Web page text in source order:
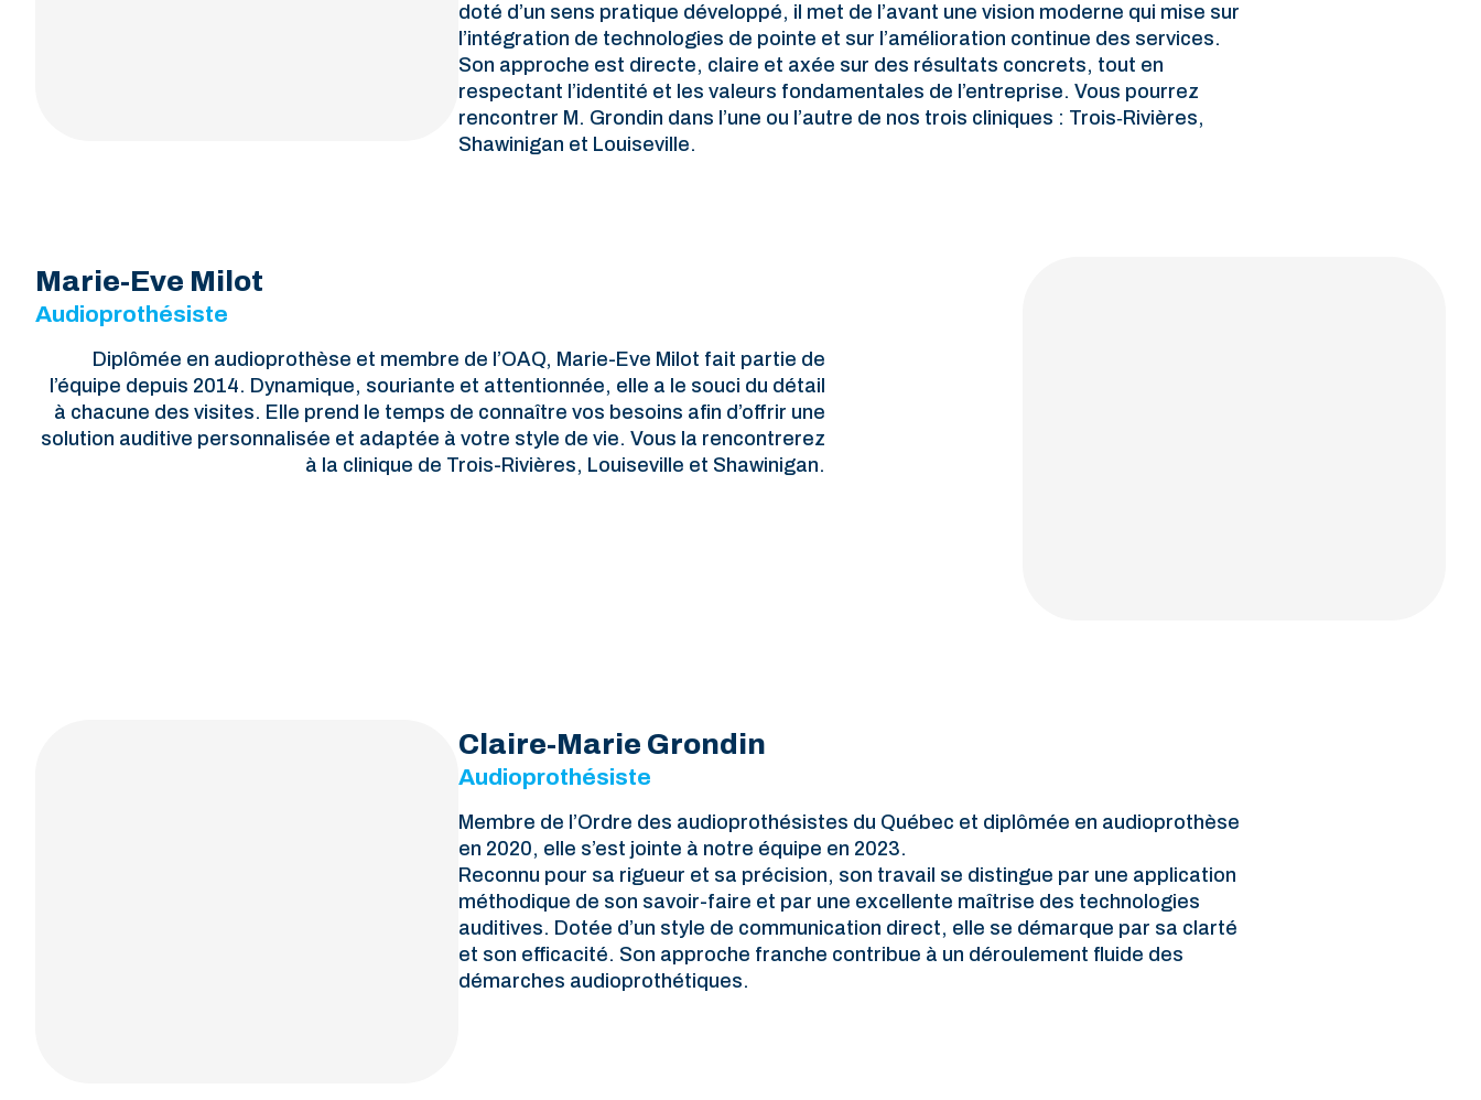
doté d’un sens pratique développé, il met de l’avant une vision moderne qui mise sur
l’intégration de technologies de pointe et sur l’amélioration continue des services.
Son approche est directe, claire et axée sur des résultats concrets, tout en
respectant l’identité et les valeurs fondamentales de l’entreprise. Vous pourrez
rencontrer M. Grondin dans l’une ou l’autre de nos trois cliniques : Trois‑Rivières,
Shawinigan et Louiseville.
Marie-Eve Milot
Audioprothésiste
Diplômée en audioprothèse et membre de l’OAQ, Marie-Eve Milot fait partie de
l’équipe depuis 2014. Dynamique, souriante et attentionnée, elle a le souci du détail
à chacune des visites. Elle prend le temps de connaître vos besoins afin d’offrir une
solution auditive personnalisée et adaptée à votre style de vie. Vous la rencontrerez
à la clinique de Trois-Rivières, Louiseville et Shawinigan.
Claire-Marie Grondin
Audioprothésiste
Membre de l’Ordre des audioprothésistes du Québec et diplômée en audioprothèse
en 2020, elle s’est jointe à notre équipe en 2023.
Reconnu pour sa rigueur et sa précision, son travail se distingue par une application
méthodique de son savoir-faire et par une excellente maîtrise des technologies
auditives. Dotée d’un style de communication direct, elle se démarque par sa clarté
et son efficacité. Son approche franche contribue à un déroulement fluide des
démarches audioprothétiques.